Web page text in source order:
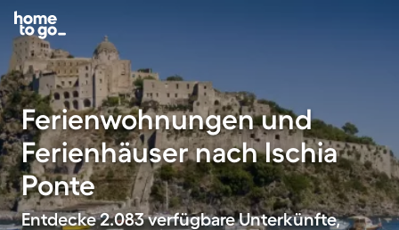
Ferienwohnungen und
Ferienhäuser nach Ischia
Ponte
Entdecke 2.083 verfügbare Unterkünfte,